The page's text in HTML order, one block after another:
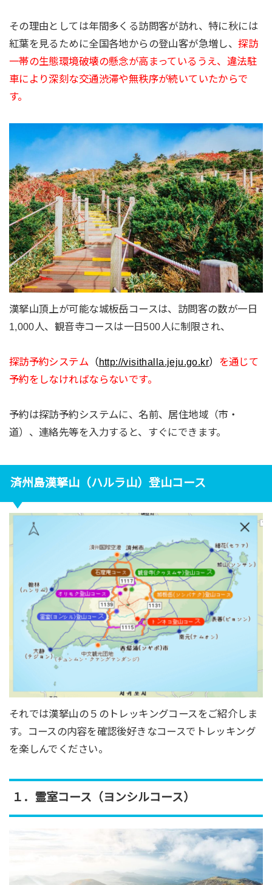
その理由としては年間多くる訪問客が訪れ、特に秋には
紅葉を見るために全国各地からの登山客が急増し、探訪
一帯の生態環境破壊の懸念が高まっているうえ、違法駐
車により深刻な交通渋滞や無秩序が続いていたからで
す。
漢拏山頂上が可能な城板岳コースは、訪問客の数が一日
1,000人、観音寺コースは一日500人に制限され、
探訪予約システム （http://visithalla.jeju.go.kr） を通じて
予約をしなければならないです。
予約は探訪予約システムに、名前、居住地域（市・
道）、連絡先等を入力すると、すぐにできます。
済州島漢拏山（ハルラ山）登山コース
それでは漢拏山の５のトレッキングコースをご紹介しま
す。コースの内容を確認後好きなコースでトレッキング
を楽しんでください。
１．霊室コース（ヨンシルコース）